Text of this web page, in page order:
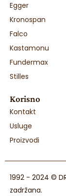
Egger
Kronospan
Falco
Kastamonu
Fundermax
Stilles
Korisno
Kontakt
Usluge
Proizvodi
1992 - 2024 ©
zadržana.